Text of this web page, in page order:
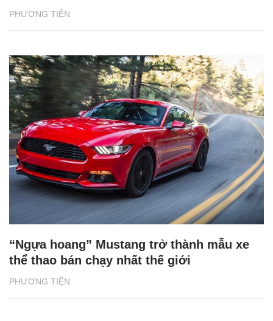
PHƯƠNG TIỆN
PHƯƠNG TIỆN
“Ngựa hoang” Mustang trở thành mẫu xe
thể thao bán chạy nhất thế giới